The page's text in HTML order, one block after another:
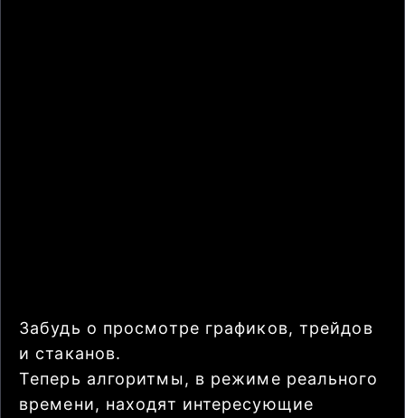
Забудь о просмотре графиков, трейдов
и стаканов.
Теперь алгоритмы, в режиме реального
времени, находят интересующие